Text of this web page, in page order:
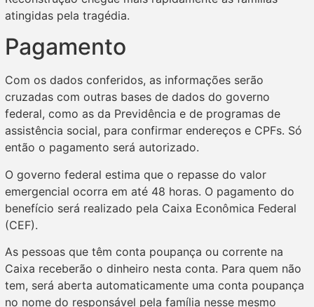
atingidas pela tragédia.
Pagamento
Com os dados conferidos, as informações serão
cruzadas com outras bases de dados do governo
federal, como as da Previdência e de programas de
assistência social, para confirmar endereços e CPFs. Só
então o pagamento será autorizado.
O governo federal estima que o repasse do valor
emergencial ocorra em até 48 horas. O pagamento do
benefício será realizado pela Caixa Econômica Federal
(CEF).
As pessoas que têm conta poupança ou corrente na
Caixa receberão o dinheiro nesta conta. Para quem não
tem, será aberta automaticamente uma conta poupança
no nome do responsável pela família nesse mesmo